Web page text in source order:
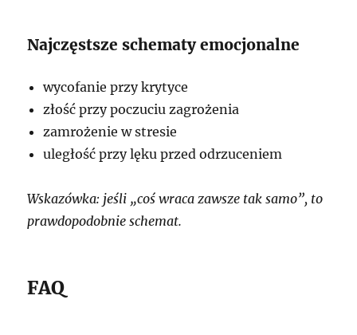
Najczęstsze schematy emocjonalne
wycofanie przy krytyce
złość przy poczuciu zagrożenia
zamrożenie w stresie
uległość przy lęku przed odrzuceniem
Wskazówka: jeśli „coś wraca zawsze tak samo”, to
prawdopodobnie schemat.
FAQ